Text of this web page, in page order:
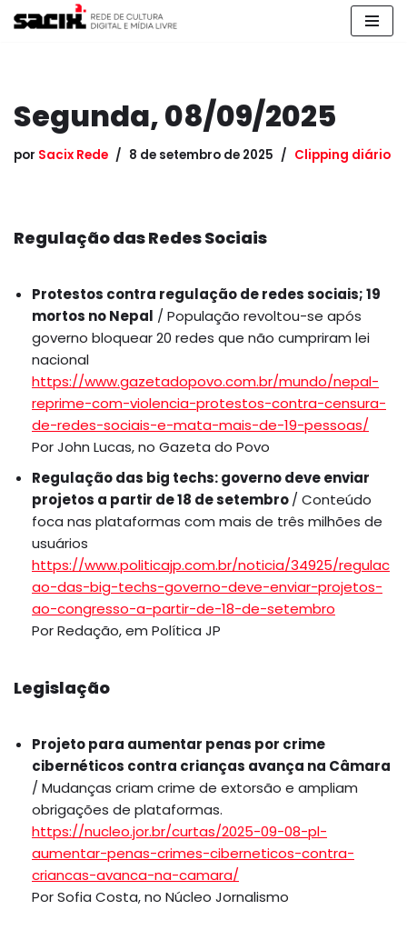
conteúdo
Segunda, 08/09/2025
por Sacix Rede 8 de setembro de 2025 Clipping diário
Regulação das Redes Sociais
Protestos contra regulação de redes sociais; 19
mortos no Nepal / População revoltou-se após
governo bloquear 20 redes que não cumpriram lei
nacional
https://www.gazetadopovo.com.br/mundo/nepal-
reprime-com-violencia-protestos-contra-censura-
de-redes-sociais-e-mata-mais-de-19-pessoas/
Por John Lucas, no Gazeta do Povo
Regulação das big techs: governo deve enviar
projetos a partir de 18 de setembro/ Conteúdo
foca nas plataformas com mais de três milhões de
usuários
https://www.politicajp.com.br/noticia/34925/regulac
ao-das-big-techs-governo-deve-enviar-projetos-
ao-congresso-a-partir-de-18-de-setembro
Por Redação, em Política JP
Legislação
Projeto para aumentar penas por crime
cibernéticos contra crianças avança na Câmara
/ Mudanças criam crime de extorsão e ampliam
obrigações de plataformas.
https://nucleo.jor.br/curtas/2025-09-08-pl-
aumentar-penas-crimes-ciberneticos-contra-
criancas-avanca-na-camara/
Por Sofia Costa, no Núcleo Jornalismo